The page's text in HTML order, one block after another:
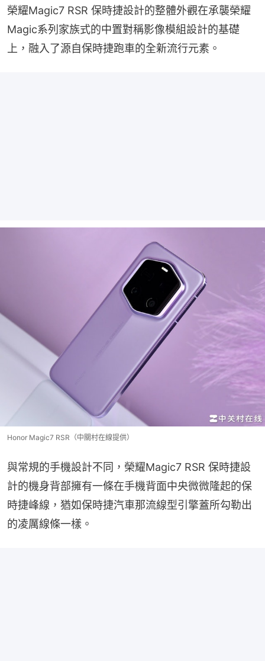
榮耀Magic7 RSR 保時捷設計的整體外觀在承襲榮耀
Magic系列家族式的中置對稱影像模組設計的基礎
上，融入了源自保時捷跑車的全新流行元素。
Honor Magic7 RSR（中關村在線提供）
與常規的手機設計不同，榮耀Magic7 RSR 保時捷設
計的機身背部擁有一條在手機背面中央微微隆起的保
時捷峰線，猶如保時捷汽車那流線型引擎蓋所勾勒出
的凌厲線條一樣。